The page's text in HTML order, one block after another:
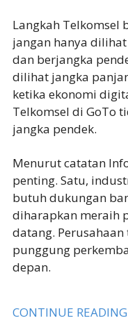
Langkah Telkomsel
jangan hanya
dan berjangka
dilihat jangka
ketika ekonomi
Telkomsel di GoTo
jangka pendek.
Menurut catatan
penting. Satu,
butuh dukungan
diharapkan meraih
datang.
punggung
depan.
CONTINUE READING